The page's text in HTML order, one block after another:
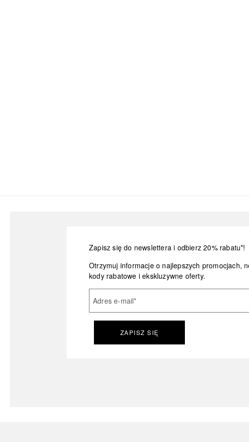
Zapisz się do newslettera i odbierz 20% rabatu*!
Otrzymuj informacje o najlepszych promocjach,
kody rabatowe i ekskluzywne oferty.
Adres e-mail*
ZAPISZ SIĘ